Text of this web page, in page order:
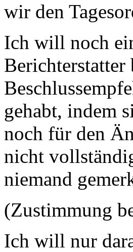
wir den
Ich will noch
Berichterstatter
gehabt, indem
noch für den
nicht
niemand
(Zustimmung
Ich will nur